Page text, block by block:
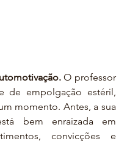
O professor
de empolgação estéril,
momento. Antes, a sua
bem enraizada em
convicções e